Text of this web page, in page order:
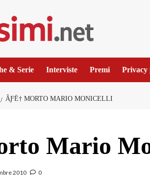
& Serie Interviste Premi Privacy
ÃƑË† MORTO MARIO MONICELLI
Mario
2010 0